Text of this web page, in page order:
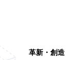
革新・創造